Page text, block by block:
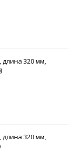
длина 320 мм,
длина 320 мм,